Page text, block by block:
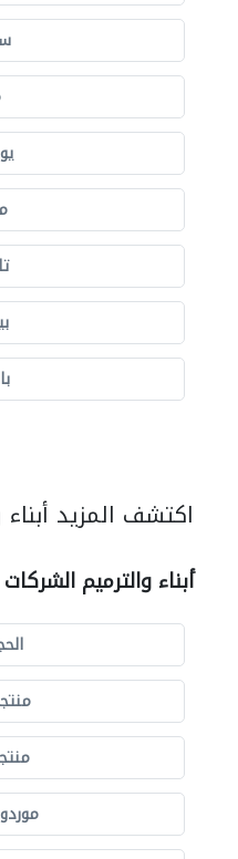
اكتشف المزيد
أبناء والترميم الشركات